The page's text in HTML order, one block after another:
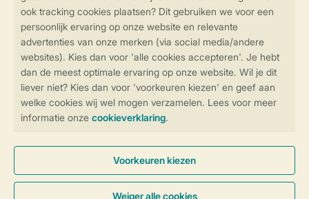
Controle over jouw gegevens &
Instellingen wijzigen
Veilig en snel online boeken
Veilige gegevensoverdracht
Veilige betaling